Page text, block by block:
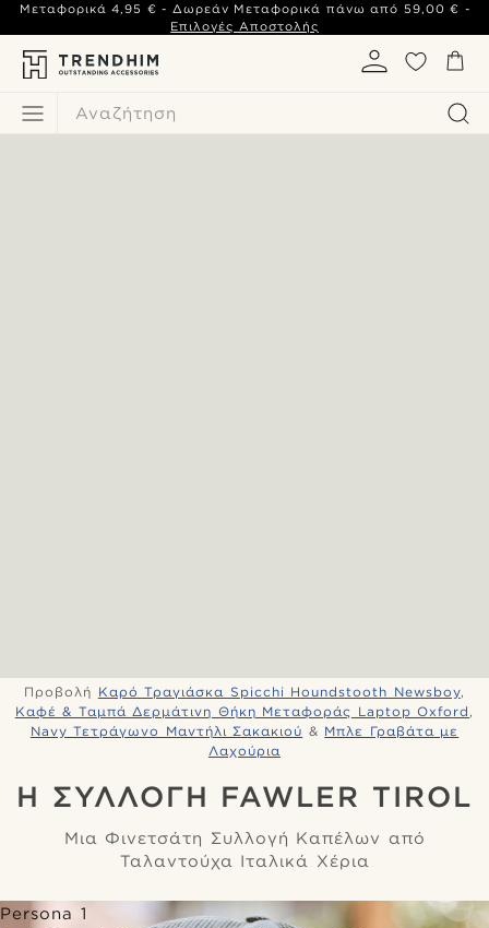
Αναζήτηση
Μεταφορικά 4,95 € - Δωρεάν Μεταφορικά πάνω από 59,00 € -
Επιλογές Αποστολής
Προβολή Καρό Τραγιάσκα Spicchi Houndstooth Newsboy,
Καφέ & Ταμπά Δερμάτινη Θήκη Μεταφοράς Laptop Oxford ,
Navy Τετράγωνο Μαντήλι Σακακιού & Μπλε Γραβάτα με
Λαχούρια
Η ΣΥΛΛΟΓΉ FAWLER TIROL
Μια Φινετσάτη Συλλογή Καπέλων από
Ταλαντούχα Ιταλικά Χέρια
Persona 1